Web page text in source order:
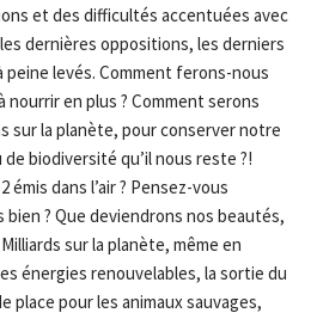
et des difficultés accentuées avec
dernières oppositions, les derniers
levés. Comment ferons-nous
nourrir en plus ? Comment serons
sur la planète, pour conserver notre
biodiversité qu’il nous reste ?!
dans l’air ? Pensez-vous
? Que deviendrons nos beautés,
sur la planète, même en
énergies renouvelables, la sortie du
place pour les animaux sauvages,